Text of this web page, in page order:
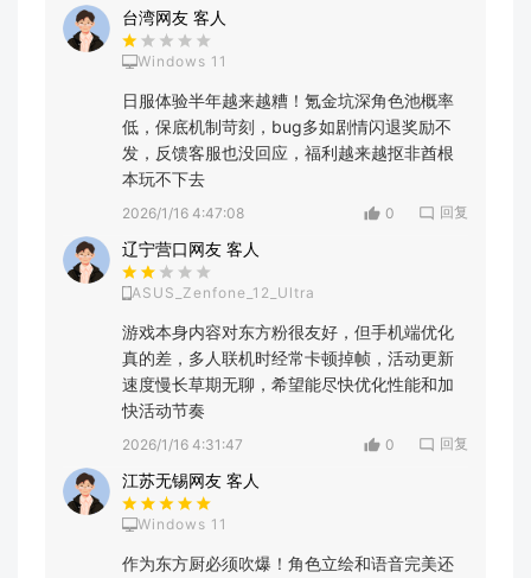
台湾网友 客人
Windows 11
日服体验半年越来越糟！氪金坑深角色池概率
低，保底机制苛刻，bug多如剧情闪退奖励不
发，反馈客服也没回应，福利越来越抠非酋根
本玩不下去
2026/1/16 4:47:08 0 回复
辽宁营口网友 客人
ASUS_Zenfone_12_Ultra
游戏本身内容对东方粉很友好，但手机端优化
真的差，多人联机时经常卡顿掉帧，活动更新
速度慢长草期无聊，希望能尽快优化性能和加
快活动节奏
2026/1/16 4:31:47 0 回复
江苏无锡网友 客人
Windows 11
作为东方厨必须吹爆！角色立绘和语音完美还